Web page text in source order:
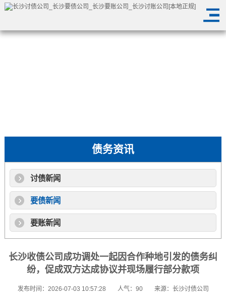
债务资讯
讨债新闻
要债新闻
要账新闻
长沙收债公司成功调处一起因合作种地引发的债务纠
纷，促成双方达成协议并现场履行部分款项
发布时间：2026-07-03 10:57:28 人气：90 来源：长沙讨债公司